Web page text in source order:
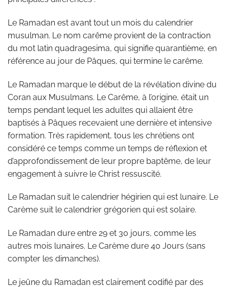
Le Ramadan est avant tout un mois du calendrier
musulman. Le nom carême provient de la contraction
du mot latin quadragesima, qui signifie quarantième, en
référence au jour de Pâques, qui termine le carême.
Le Ramadan marque le début de la révélation divine du
Coran aux Musulmans. Le Carême, à l’origine, était un
temps pendant lequel les adultes qui allaient être
baptisés à Pâques recevaient une dernière et intensive
formation. Très rapidement, tous les chrétiens ont
considéré ce temps comme un temps de réflexion et
d’approfondissement de leur propre baptême, de leur
engagement à suivre le Christ ressuscité.
Le Ramadan suit le calendrier hégirien qui est lunaire. Le
Carème suit le calendrier grégorien qui est solaire.
Le Ramadan dure entre 29 et 30 jours, comme les
autres mois lunaires. Le Carème dure 40 Jours (sans
compter les dimanches).
Le jeûne du Ramadan est clairement codifié par des